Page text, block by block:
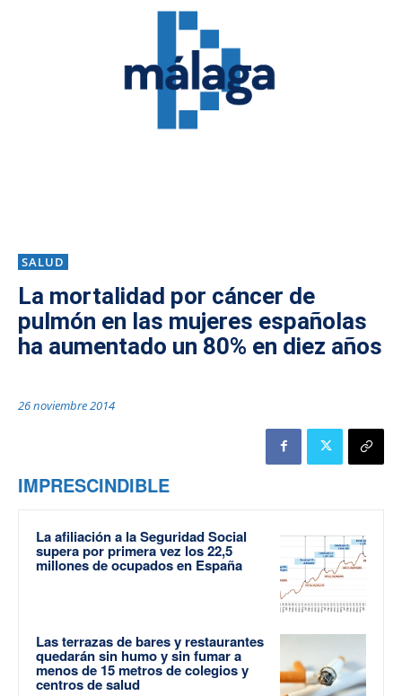
SALUD
La mortalidad por cáncer de
pulmón en las mujeres españolas
ha aumentado un 80% en diez años
26 noviembre 2014
IMPRESCINDIBLE
La afiliación a la Seguridad Social
supera por primera vez los 22,5
millones de ocupados en España
Las terrazas de bares y restaurantes
quedarán sin humo y sin fumar a
menos de 15 metros de colegios y
centros de salud